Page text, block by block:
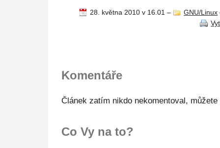
28. května 2010 v 16.01 – GNU/Linux
Komentáře
Článek zatím nikdo nekomentoval,
Co Vy na to?